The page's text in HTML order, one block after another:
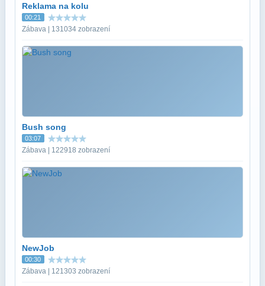
Reklama na kolu
00:21
Zábava | 131034 zobrazení
Bush song
03:07
Zábava | 122918 zobrazení
NewJob
00:30
Zábava | 121303 zobrazení